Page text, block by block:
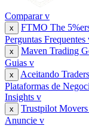
Compararv
x FTMO The
Perguntas Frequentes
x Maven Trading
Guias v
x Aceitando
Plataformas de
Insights v
x Trustpilot Movers
Anuncie v